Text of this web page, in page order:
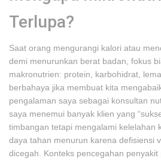
Terlupa?
Saat orang mengurangi kalori atau
demi menurunkan berat badan, fokus
makronutrien: protein, karbohidrat,
berbahaya jika membuat kita
pengalaman saya sebagai konsultan
saya menemui banyak klien yang
timbangan tetapi mengalami kelelahan
daya tahan menurun karena defisiensi
dicegah. Konteks pencegahan